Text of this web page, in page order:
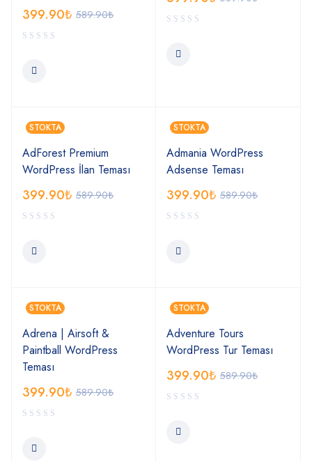
589.90₺
399.90₺
STOKTA
AdForest Premium
WordPress İlan Teması
589.90₺
399.90₺
STOKTA
Admania WordPress
Adsense Teması
589.90₺
399.90₺
STOKTA
Adrena | Airsoft &
Paintball WordPress
Teması
589.90₺
399.90₺
STOKTA
Adventure Tours
WordPress Tur Teması
589.90₺
399.90₺